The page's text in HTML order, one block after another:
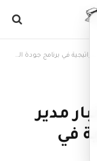
في برنامج جودة الحياة
مدير
في